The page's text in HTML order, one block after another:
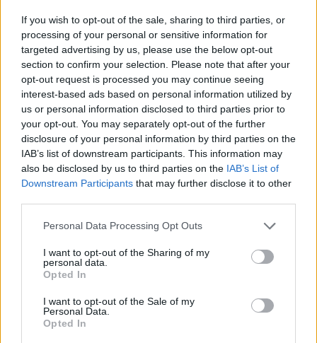
If you wish to opt-out of the sale, sharing to third parties, or
processing of your personal or sensitive information for
targeted advertising by us, please use the below opt-out
section to confirm your selection. Please note that after your
opt-out request is processed you may continue seeing
interest-based ads based on personal information utilized by
us or personal information disclosed to third parties prior to
your opt-out. You may separately opt-out of the further
disclosure of your personal information by third parties on the
IAB’s list of downstream participants. This information may
also be disclosed by us to third parties on the IAB’s List of
Downstream Participants that may further disclose it to other
Personal Data Processing Opt Outs
I want to opt-out of the Sharing of my
personal data.
Opted In
I want to opt-out of the Sale of my
Personal Data.
Opted In
Το ατύχημα του Ρόμπερτ Πλαντ, των Led Zeppelin
στη Ρόδο όπου παραλίγο να χάσει τη γυναίκα του